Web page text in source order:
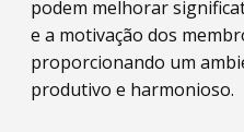
podem melhorar
e a motivação dos
proporcionando um
produtivo e harmonioso.